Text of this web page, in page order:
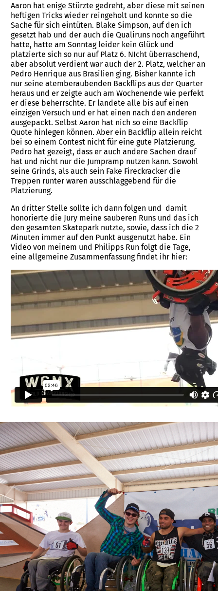
Aaron hat enige Stürzte gedreht, aber diese mit seinen
heftigen Tricks wieder reingeholt und konnte so die
Sache für sich eintüten. Blake Simpson, auf den ich
gesetzt hab und der auch die Qualiruns noch angeführt
hatte, hatte am Sonntag leider kein Glück und
platzierte sich so nur auf Platz 6. NIcht überraschend,
aber absolut verdient war auch der 2. Platz, welcher an
Pedro Henrique aus Brasilien ging. Bisher kannte ich
nur seine atemberaubenden Backflips aus der Quarter
heraus und er zeigte auch am Wochenende wie perfekt
er diese beherrschte. Er landete alle bis auf einen
einzigen Versuch und er hat einen nach den anderen
ausgepackt. Selbst Aaron hat nich so eine Backflip
Quote hinlegen können. Aber ein Backflip allein reicht
bei so einem Contest nicht für eine gute Platzierung.
Pedro hat gezeigt, dass er auch andere Sachen drauf
hat und nicht nur die Jumpramp nutzen kann. Sowohl
seine Grinds, als auch sein Fake Fireckracker die
Treppen runter waren ausschlaggebend für die
Platzierung.
An dritter Stelle sollte ich dann folgen und damit
honorierte die Jury meine sauberen Runs und das ich
den gesamten Skatepark nutzte, sowie, dass ich die 2
Minuten immer auf den Punkt ausgenutzt habe. Ein
Video von meinem und Philipps Run folgt die Tage,
eine allgemeine Zusammenfassung findet ihr hier: